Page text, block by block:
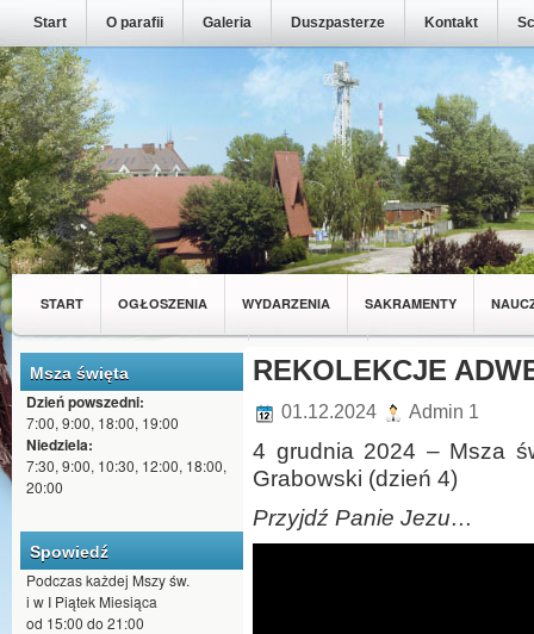
Start O parafii Galeria Duszpasterze Kontakt
START OGŁOSZENIA WYDARZENIA SAKRAMENTY
MŁODZIEŻ Z NASZEJ PARAFII WSPÓLNOTY
Msza święta
Dzień powszedni:
7:00, 9:00, 18:00, 19:00
Niedziela:
7:30, 9:00, 10:30, 12:00, 18:00,
20:00
Spowiedź
Podczas każdej Mszy św.
i w I Piątek Miesiąca
od 15:00 do 21:00
REKOLEKCJE
01.12.2024 Admin 1
4 grudnia 2024 – Msza
Grabowski (dzień 4)
Przyjdź Panie Jezu…